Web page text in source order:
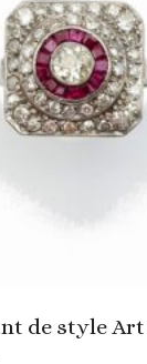
de style Art